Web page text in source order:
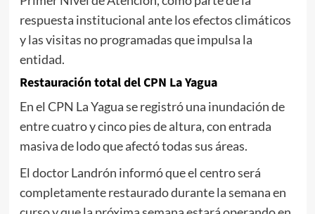
respuesta institucional ante los efectos climáticos
y las visitas no programadas que impulsa la
entidad.
Restauración total del CPN La Yagua
En el CPN La Yagua se registró una inundación de
entre cuatro y cinco pies de altura, con entrada
masiva de lodo que afectó todas sus áreas.
El doctor Landrón informó que el centro será
completamente restaurado durante la semana en